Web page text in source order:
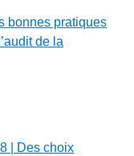
bonnes pratiques
de la
| Des choix